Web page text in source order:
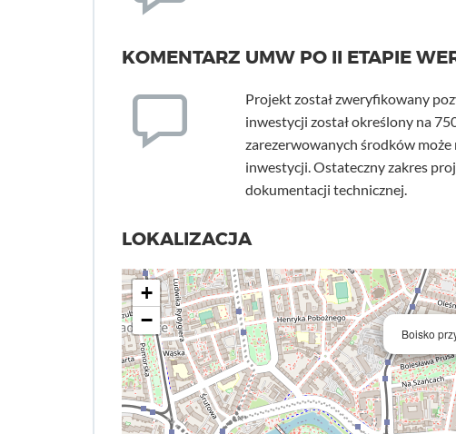
KOMENTARZ UMW PO II ETAPIE
Projekt został zweryfikowany
inwestycji został określony na
zarezerwowanych środków
inwestycji. Ostateczny zakres
dokumentacji technicznej.
LOKALIZACJA
Boisko
+
−